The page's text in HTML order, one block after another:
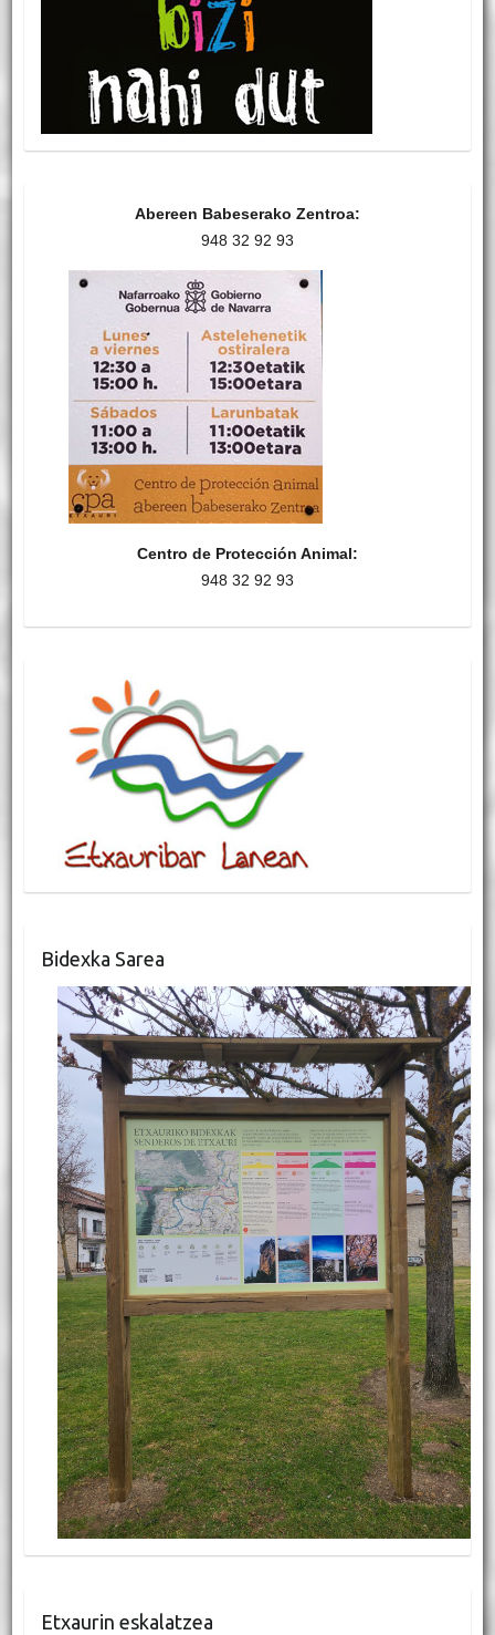
Abereen Babeserako Zentroa:
948 32 92 93
Centro de Protección Animal:
948 32 92 93
Bidexka Sarea
Etxaurin eskalatzea